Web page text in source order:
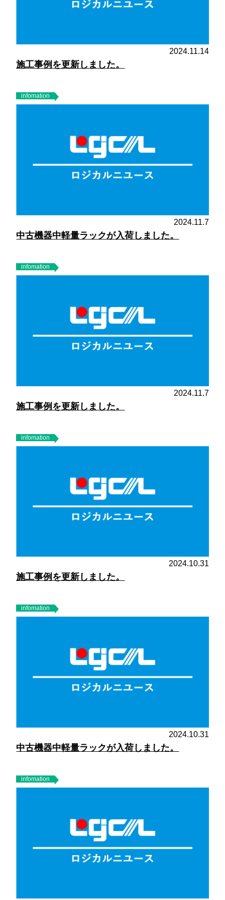
2024.11.14
施工事例を更新しました。
infomation
2024.11.7
中古機器中軽量ラックが入荷しました。
infomation
2024.11.7
施工事例を更新しました。
infomation
2024.10.31
施工事例を更新しました。
infomation
2024.10.31
中古機器中軽量ラックが入荷しました。
infomation